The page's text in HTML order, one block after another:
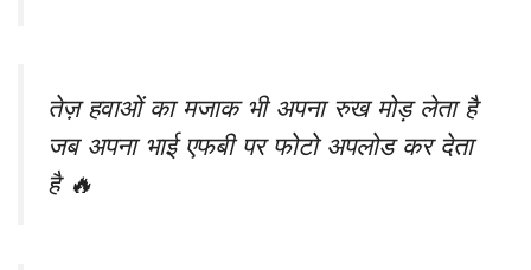
तेज़ हवाओं का मजाक भी अपना रुख मोड़ लेता है
जब अपना भाई एफबी पर फोटो अपलोड कर देता
है 🔥